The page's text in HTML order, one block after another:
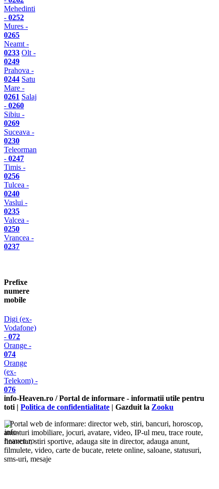
Mehedinti
- 0252
Mures -
0265
Neamt -
0233 Olt -
0249
Prahova -
0244 Satu
Mare -
0261 Salaj
- 0260
Sibiu -
0269
Suceava -
0230
Teleorman
- 0247
Timis -
0256
Tulcea -
0240
Vaslui -
0235
Valcea -
0250
Vrancea -
0237
Prefixe
numere
mobile
Digi (ex-
Vodafone)
- 072
Orange -
074
Orange
(ex-
Telekom) -
076
info-Heaven.ro / Portal de informare - informatii utile pentru
toti | Politica de confidentialitate | Gazduit la Zooku
Portal web de informare: director web, stiri, bancuri, horoscop,
anunturi imobiliare, jocuri, avatare, video, IP-ul meu, trace route,
financiar, stiri sportive, adauga site in director, adauga anunt,
filmulete, video, carte de bucate, retete online, saloane, statusuri,
sms-uri, mesaje